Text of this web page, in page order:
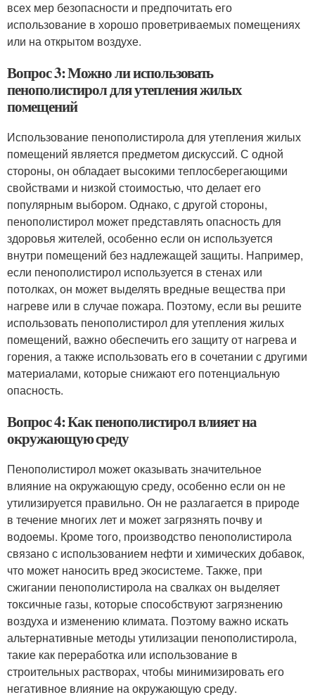
всех мер безопасности и предпочитать его
использование в хорошо проветриваемых помещениях
или на открытом воздухе.
Вопрос 3: Можно ли использовать
пенополистирол для утепления жилых
помещений
Использование пенополистирола для утепления жилых
помещений является предметом дискуссий. С одной
стороны, он обладает высокими теплосберегающими
свойствами и низкой стоимостью, что делает его
популярным выбором. Однако, с другой стороны,
пенополистирол может представлять опасность для
здоровья жителей, особенно если он используется
внутри помещений без надлежащей защиты. Например,
если пенополистирол используется в стенах или
потолках, он может выделять вредные вещества при
нагреве или в случае пожара. Поэтому, если вы решите
использовать пенополистирол для утепления жилых
помещений, важно обеспечить его защиту от нагрева и
горения, а также использовать его в сочетании с другими
материалами, которые снижают его потенциальную
опасность.
Вопрос 4: Как пенополистирол влияет на
окружающую среду
Пенополистирол может оказывать значительное
влияние на окружающую среду, особенно если он не
утилизируется правильно. Он не разлагается в природе
в течение многих лет и может загрязнять почву и
водоемы. Кроме того, производство пенополистирола
связано с использованием нефти и химических добавок,
что может наносить вред экосистеме. Также, при
сжигании пенополистирола на свалках он выделяет
токсичные газы, которые способствуют загрязнению
воздуха и изменению климата. Поэтому важно искать
альтернативные методы утилизации пенополистирола,
такие как переработка или использование в
строительных растворах, чтобы минимизировать его
негативное влияние на окружающую среду.